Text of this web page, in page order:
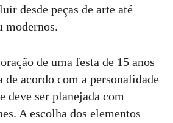
desde peças de arte até
modernos.
de uma festa de 15 anos
de acordo com a personalidade
deve ser planejada com
A escolha dos elementos